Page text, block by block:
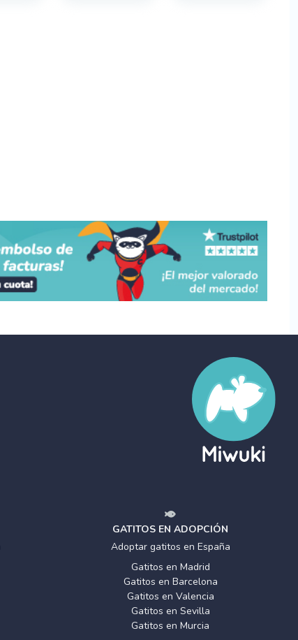
GATITOS EN ADOPCIÓN
Adoptar gatitos en España
Gatitos en Madrid
Gatitos en Barcelona
Gatitos en Valencia
Gatitos en Sevilla
Gatitos en Murcia